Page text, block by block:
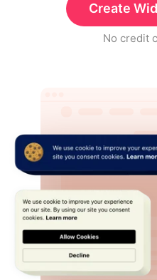
Create
No credit